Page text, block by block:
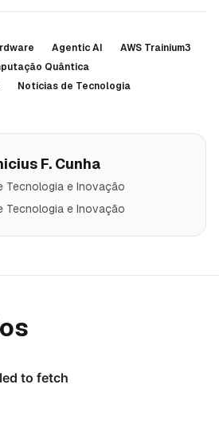
Agentic AI
AWS Trainium3
Quântica
Notícias de Tecnologia
F. Cunha
Tecnologia e Inovação
Tecnologia e Inovação